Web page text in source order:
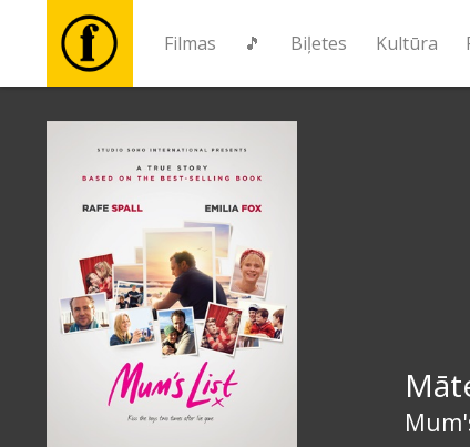
Filmas 🎵 Biļetes Kultūra
Filmas
Biļetes
Kultūra
Pasākumi